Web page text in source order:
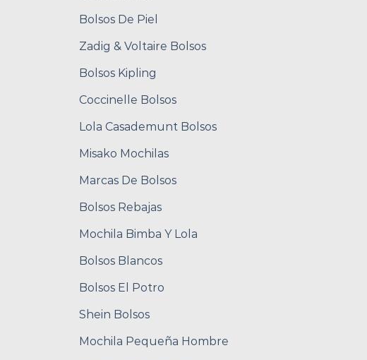
Bolsos De Piel
Zadig & Voltaire Bolsos
Bolsos Kipling
Coccinelle Bolsos
Lola Casademunt Bolsos
Misako Mochilas
Marcas De Bolsos
Bolsos Rebajas
Mochila Bimba Y Lola
Bolsos Blancos
Bolsos El Potro
Shein Bolsos
Mochila Pequeña Hombre